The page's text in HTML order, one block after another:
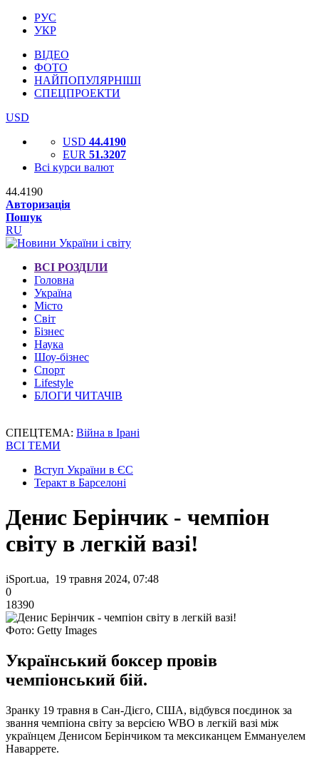
РУС
УКР
ВІДЕО
ФОТО
НАЙПОПУЛЯРНІШІ
СПЕЦПРОЕКТИ
USD
USD 44.4190
EUR 51.3207
Всі курси валют
44.4190
Авторизація
Пошук
RU
ВСІ РОЗДІЛИ
Головна
Україна
Місто
Світ
Бізнес
Наука
Шоу-бізнес
Спорт
Lifestyle
БЛОГИ ЧИТАЧІВ
СПЕЦТЕМА: Війна в Ірані
ВСІ ТЕМИ
Вступ України в ЄС
Теракт в Барселоні
Денис Берінчик - чемпіон
світу в легкій вазі!
iSport.ua, 19 травня 2024, 07:48
0
18390
Фото: Getty Images
Український боксер провів
чемпіонський бій.
Зранку 19 травня в Сан-Дієго, США, відбувся поєдинок за
звання чемпіона світу за версією WBO в легкій вазі між
українцем Денисом Берінчиком та мексиканцем Еммануелем
Наваррете.